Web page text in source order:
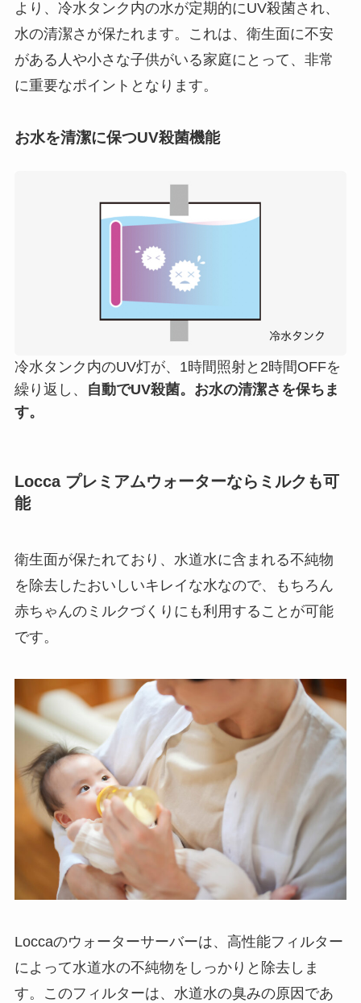
より、冷水タンク内の水が定期的にUV殺菌され、
水の清潔さが保たれます。これは、衛生面に不安
がある人や小さな子供がいる家庭にとって、非常
に重要なポイントとなります。
お水を清潔に保つUV殺菌機能
冷水タンク内のUV灯が、1時間照射と2時間OFFを
繰り返し、
自動でUV殺菌。お水の清潔さを保ちま
す。
Locca プレミアムウォーターならミルクも可
能
衛生面が保たれており、水道水に含まれる不純物
を除去したおいしいキレイな水なので、もちろん
赤ちゃんのミルクづくりにも利用することが可能
です。
Loccaのウォーターサーバーは、高性能フィルター
によって水道水の不純物をしっかりと除去しま
す。このフィルターは、水道水の臭みの原因であ